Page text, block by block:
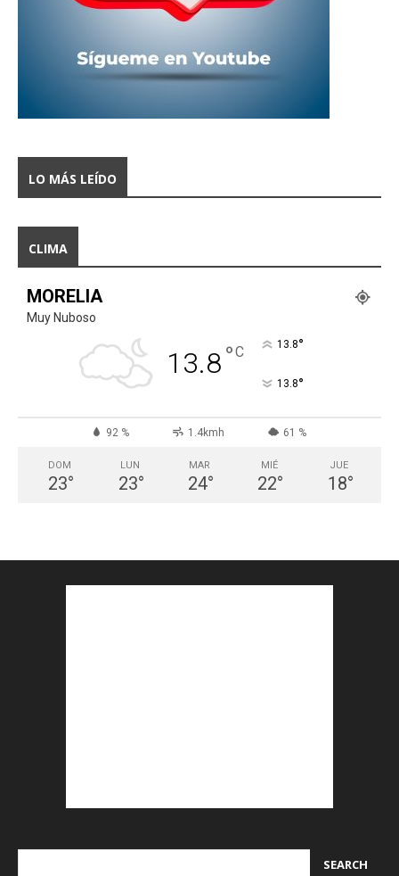
LO MÁS LEÍDO
CLIMA
MORELIA
Muy Nuboso
13.8°C 13.8°
13.8°
92 % 1.4kmh 61 %
DOM
23°
LUN
23°
MAR
24°
MIÉ
22°
JUE
18°